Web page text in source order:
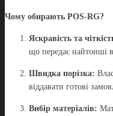
Чому обирають POS-RG?
Яскравість та
що передає найтонші
Швидка порізка:
віддавати готові
Вибір матеріалів: